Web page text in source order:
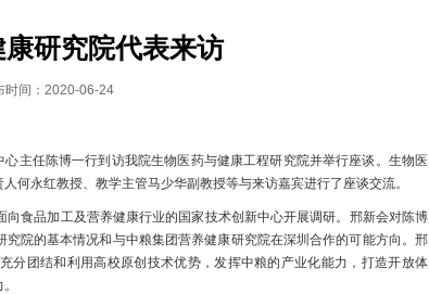
研究院代表来访
时间：2020-06-24
主任陈博一行到访我院生物医药与健康工程研究院并举行座谈。生物医
何永红教授、教学主管马少华副教授等与来访嘉宾进行了座谈交流。
食品加工及营养健康行业的国家技术创新中心开展调研。邢新会对陈博
院的基本情况和与中粮集团营养健康研究院在深圳合作的可能方向。邢
分团结和利用高校原创技术优势，发挥中粮的产业化能力，打造开放体